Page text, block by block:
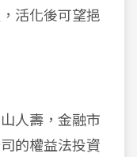
活化後可望挹
人壽，金融市
的權益法投資